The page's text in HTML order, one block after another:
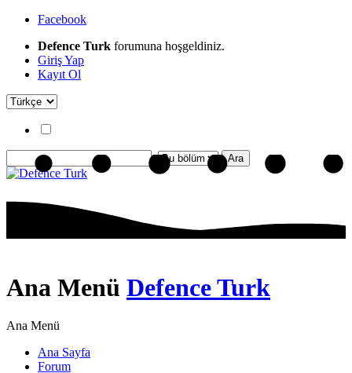
Facebook
Defence Turk forumuna hoşgeldiniz.
Giriş Yap
Kayıt Ol
Ana Menü Defence Turk
Ana Menü
Ana Sayfa
Forum